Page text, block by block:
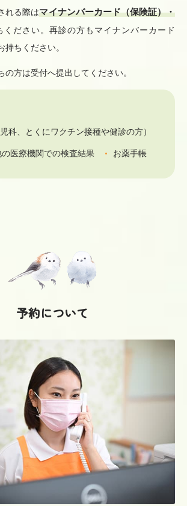
れる際はマイナンバーカード（保険証）・
ください。再診の方もマイナンバーカード
持ちください。
の方は受付へ提出してください。
科、とくにワクチン接種や健診の方）
の医療機関での検査結果 お薬手帳
予約について